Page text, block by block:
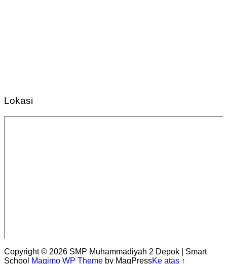
Lokasi
Copyright © 2026 SMP Muhammadiyah 2 Depok | Smart
School Magimo WP Theme by MagPressKe atas ↑